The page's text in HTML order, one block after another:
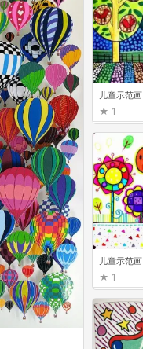
儿童示范画
1
儿童示范画
1